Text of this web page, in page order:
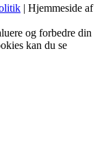
| Hjemmeside af
og forbedre din
kan du se